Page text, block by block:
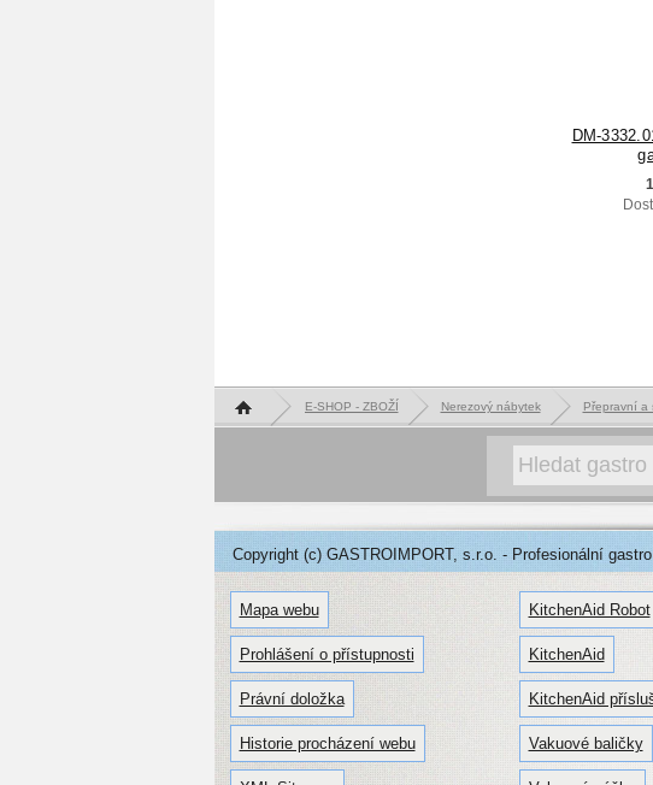
DM-
Hlavní stránka E-SHOP - ZBOŽÍ Nerezový nábytek Přepravní a
Copyright (c) GASTROIMPORT, s.r.o. - Profesionální
Mapa webu
Prohlášení o přístupnosti
Právní doložka
Historie procházení webu
KitchenAid Robot
KitchenAid
KitchenAid
Vakuové baličky